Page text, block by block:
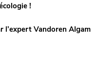
!
l’expert Vandoren Algam